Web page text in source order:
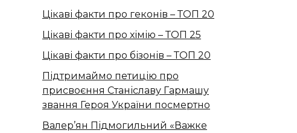
Цікаві факти про геконів – ТОП 20
Цікаві факти про хімію – ТОП 25
Цікаві факти про бізонів – ТОП 20
Підтримаймо петицію про
присвоєння Станіславу Гармашу
звання Героя України посмертно
Валер’ян Підмогильний «Важке